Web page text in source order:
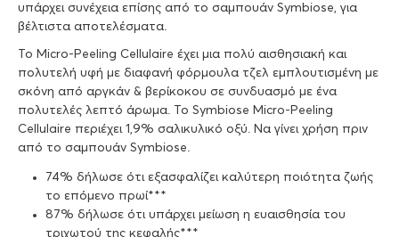
υπάρχει συνέχεια επίσης από το σαμπουάν Symbiose, για
βέλτιστα αποτελέσματα.
Το Micro-Peeling Cellulaire έχει μια πολύ αισθησιακή και
πολυτελή υφή με διαφανή φόρμουλα τζελ εμπλουτισμένη με
σκόνη από αργκάν & βερίκοκου σε συνδυασμό με ένα
πολυτελές λεπτό άρωμα. Το Symbiose Micro-Peeling
Cellulaire περιέχει 1,9% σαλικυλικό οξύ. Να γίνει χρήση πριν
από το σαμπουάν Symbiose.
74% δήλωσε ότι εξασφαλίζει καλύτερη ποιότητα ζωής
το επόμενο πρωί***
87% δήλωσε ότι υπάρχει μείωση η ευαισθησία του
τριχωτού της κεφαλής***